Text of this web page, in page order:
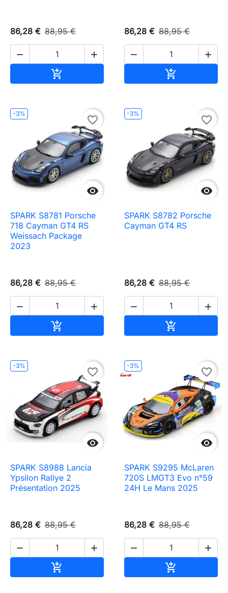
86,28 € 88,95 €
 

86,28 € 88,95 €
 

-3%

favorite_border
SPARK S8781 Porsche
718 Cayman GT4 RS
Weissach Package
2023
86,28 € 88,95 €
 

-3%

favorite_border
SPARK S8782 Porsche
Cayman GT4 RS
86,28 € 88,95 €
 

-3%

favorite_border
SPARK S8988 Lancia
Ypsilon Rallye 2
Présentation 2025
86,28 € 88,95 €
 

-3%

favorite_border
SPARK S9295 McLaren
720S LMGT3 Evo n°59
24H Le Mans 2025
86,28 € 88,95 €
 
